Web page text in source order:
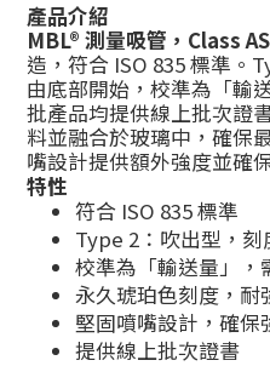
產品介紹
MBL® 測量吸管，Class
造，符合 ISO 835 標準。
由底部開始，校準為「輸
批產品均提供線上批次證
料並融合於玻璃中，確保
嘴設計提供額外強度並確
特性
符合 ISO 835 標準
Type 2：吹出型，
校準為「輸送量」，
永久琥珀色刻度，耐
堅固噴嘴設計，確保
提供線上批次證書